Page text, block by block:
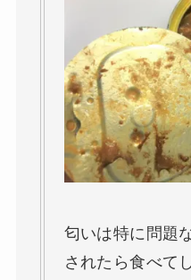
匂いは特に問題
されたら食べて